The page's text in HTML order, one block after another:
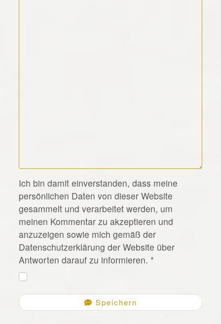
*
Ich bin damit einverstanden, dass meine
persönlichen Daten von dieser Website
gesammelt und verarbeitet werden, um
meinen Kommentar zu akzeptieren und
anzuzeigen sowie mich gemäß der
Datenschutzerklärung der Website über
Antworten darauf zu informieren. *
Speichern